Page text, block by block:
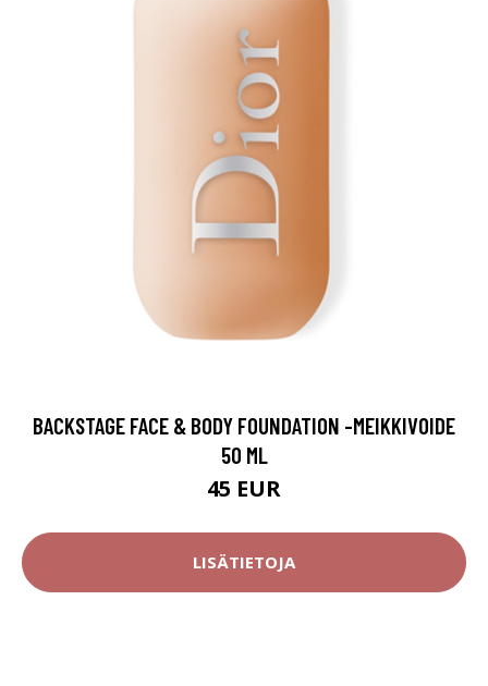
BACKSTAGE FACE & BODY FOUNDATION -MEIKKIVOIDE
50 ML
45 EUR
LISÄTIETOJA